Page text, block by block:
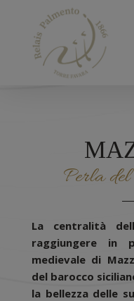
Perla del
La centralità
raggiungere in
medievale di
del barocco
la bellezza delle